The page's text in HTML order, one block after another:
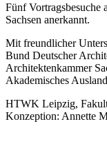
Fünf Vortragsbesuche
Sachsen anerkannt.
Mit freundlicher
Bund Deutscher
Architektenkammer
Akademisches
HTWK Leipzig,
Konzeption: Annette